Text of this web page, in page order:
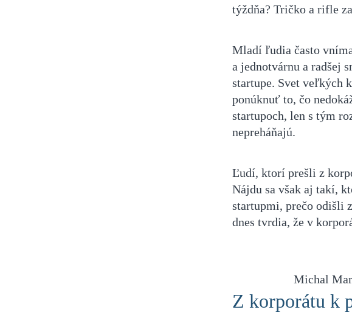
týždňa? Tričko a rifle
Mladí ľudia často
a jednotvárnu a radšej
startupe. Svet veľkých
ponúknuť to, čo
startupoch, len s tým
nepreháňajú.
Ľudí, ktorí prešli z
Nájdu sa však aj takí,
startupmi, prečo odišli
dnes tvrdia, že v
Michal
Z korporátu k